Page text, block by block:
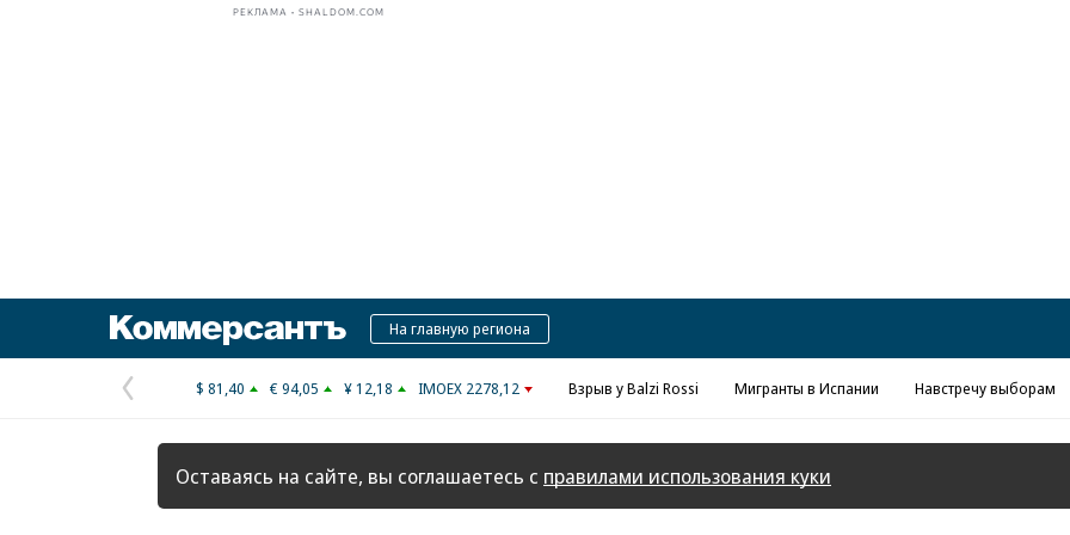
РЕКЛАМА • SHALDOM.COM
КоммерсантъНа главную региона
Предыдущая
страница
$ 81,40 € 94,05 ¥ 12,18 IMOEX 2278,12 Взрыв у Balzi Rossi Мигранты в Испании Навстречу выборам
Оставаясь на сайте, вы соглашаетесь с правилами использования куки